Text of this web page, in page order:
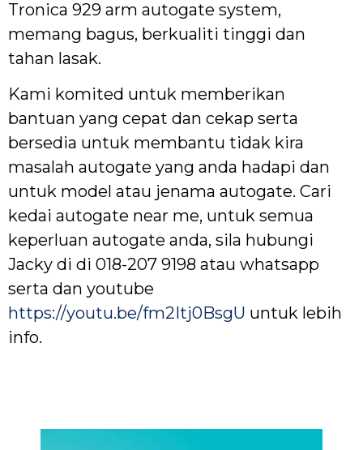
Tronica 929 arm autogate system,
memang bagus, berkualiti tinggi dan
tahan lasak.
Kami komited untuk memberikan
bantuan yang cepat dan cekap serta
bersedia untuk membantu tidak kira
masalah autogate yang anda hadapi dan
untuk model atau jenama autogate. Cari
kedai autogate near me, untuk semua
keperluan autogate anda, sila hubungi
Jacky di di 018-207 9198 atau whatsapp
serta dan youtube
https://youtu.be/fm2Itj0BsgU untuk lebih
info.